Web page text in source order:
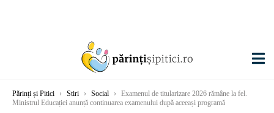
Părinți și Pitici › Stiri › Social ›
Examenul de titularizare 2026 rămâne la fel.
Ministrul Educației anunță continuarea examenului după aceeași programă